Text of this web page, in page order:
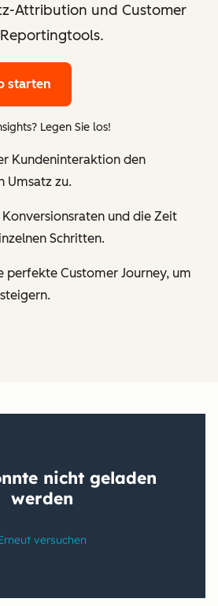
Attribution und Customer
starten
Legen Sie los!
Kundeninteraktion den
Umsatz zu.
Konversionsraten und die Zeit
Schritten.
perfekte Customer Journey, um